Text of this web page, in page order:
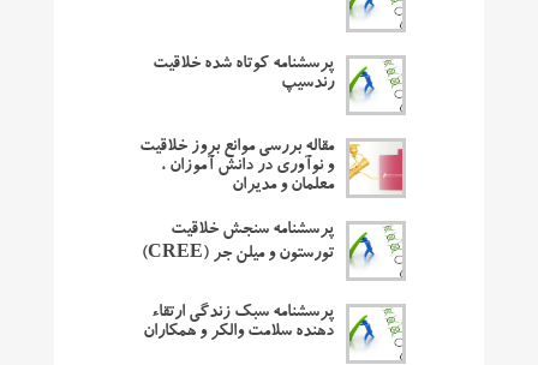
پرسشنامه کوتاه شده خلاقیت
رندسیپ
مقاله بررسی موانع بروز خلاقیت
و نوآوری در دانش آموزان ،
معلمان و مدیران
پرسشنامه سنجش خلاقیت
تورستون و میلن جر (CREE)
پرسشنامه سبک زندگی ارتقاء
دهنده سلامت والکر و همکاران